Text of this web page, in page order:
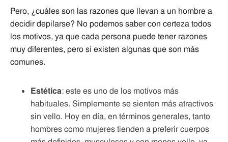
Pero, ¿cuáles son las razones que llevan a un hombre a
decidir depilarse? No podemos saber con certeza todos
los motivos, ya que cada persona puede tener razones
muy diferentes, pero sí existen algunas que son más
comunes.
Estética: este es uno de los motivos más
habituales. Simplemente se sienten más atractivos
sin vello. Hoy en día, en términos generales, tanto
hombres como mujeres tienden a preferir cuerpos